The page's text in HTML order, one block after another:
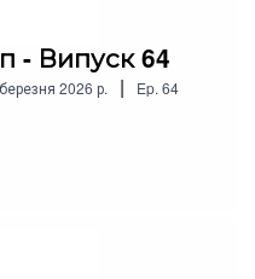
- Випуск 64
2026 р. | Ep. 64